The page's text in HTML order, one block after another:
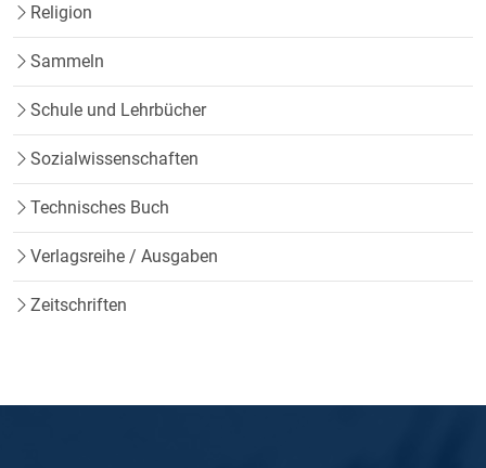
Religion
Sammeln
Schule und Lehrbücher
Sozialwissenschaften
Technisches Buch
Verlagsreihe / Ausgaben
Zeitschriften